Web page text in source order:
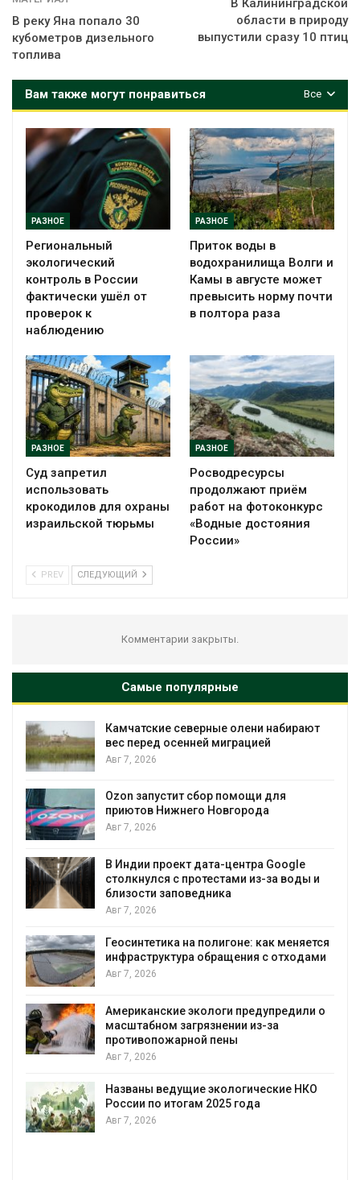
В реку Яна попало 30
кубометров дизельного
топлива
В Калининградской
области в природу
выпустили сразу 10 птиц
Все
Вам также могут понравиться
РАЗНОЕ
Региональный
экологический
контроль в России
фактически ушёл от
проверок к
наблюдению
РАЗНОЕ
Приток воды в
водохранилища Волги и
Камы в августе может
превысить норму почти
в полтора раза
РАЗНОЕ
Суд запретил
использовать
крокодилов для охраны
израильской тюрьмы
РАЗНОЕ
Росводресурсы
продолжают приём
работ на фотоконкурс
«Водные достояния
России»
PREV СЛЕДУЮЩИЙ
Комментарии закрыты.
Самые популярные
Камчатские северные олени набирают
вес перед осенней миграцией
Авг 7, 2026
Ozon запустит сбор помощи для
приютов Нижнего Новгорода
Авг 7, 2026
В Индии проект дата-центра Google
столкнулся с протестами из-за воды и
близости заповедника
Авг 7, 2026
Геосинтетика на полигоне: как меняется
инфраструктура обращения с отходами
Авг 7, 2026
Американские экологи предупредили о
масштабном загрязнении из-за
противопожарной пены
Авг 7, 2026
Названы ведущие экологические НКО
России по итогам 2025 года
Авг 7, 2026